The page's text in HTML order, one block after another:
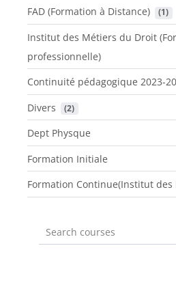
FAD (Formation à Distance) (1)
Institut des Métiers du Droit
professionnelle)
Continuité pédagogique 2023-
Divers
(2)
Dept Physque
Formation Initiale
Formation Continue(Institut
Search courses